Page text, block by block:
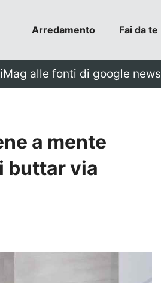
Arredamento Fai da te
alle fonti di google news
a mente
buttar via